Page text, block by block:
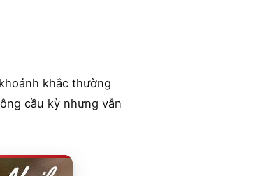
khắc thường
cầu kỳ nhưng vẫn